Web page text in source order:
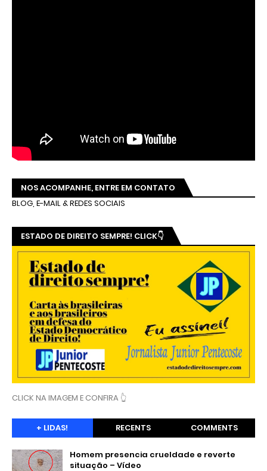
NOS ACOMPANHE, ENTRE EM CONTATO
BLOG, E-MAIL & REDES SOCIAIS
ESTADO DE DIREITO SEMPRE! CLICK👇
CLICK NA IMAGEM E CONFIRA 👆
+ LIDAS! RECENTS COMMENTS
Homem presencia crueldade e reverte
situação – Vídeo